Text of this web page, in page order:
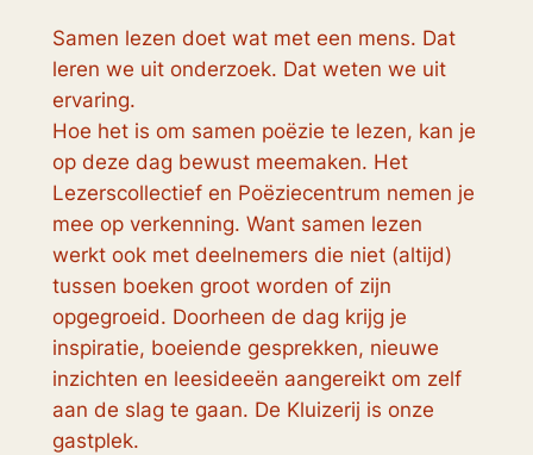
Samen lezen doet wat met een mens. Dat
leren we uit onderzoek. Dat weten we uit
ervaring.
Hoe het is om samen poëzie te lezen, kan je
op deze dag bewust meemaken. Het
Lezerscollectief en Poëziecentrum nemen je
mee op verkenning. Want samen lezen
werkt ook met deelnemers die niet (altijd)
tussen boeken groot worden of zijn
opgegroeid. Doorheen de dag krijg je
inspiratie, boeiende gesprekken, nieuwe
inzichten en leesideeën aangereikt om zelf
aan de slag te gaan. De Kluizerij is onze
gastplek.